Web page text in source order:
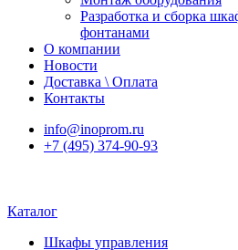
Разработка и сборка
фонтанами
О компании
Новости
Доставка \ Оплата
Контакты
info@inoprom.ru
+7 (495) 374-90-93
Каталог
Шкафы управления